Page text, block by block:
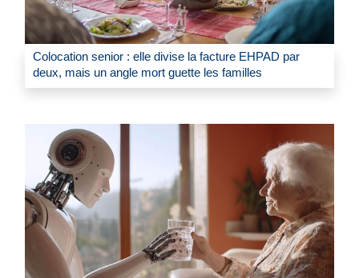
Colocation senior : elle divise la facture EHPAD par
deux, mais un angle mort guette les familles